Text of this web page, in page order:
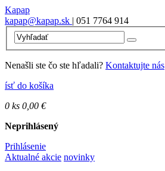
Kapap
kapap@kapap.sk | 051 7764 914
Nenašli ste čo ste hľadali? Kontaktujte nás
ísť do košíka
0 ks 0,00 €
Neprihlásený
Prihlásenie
Aktualné akcie novinky